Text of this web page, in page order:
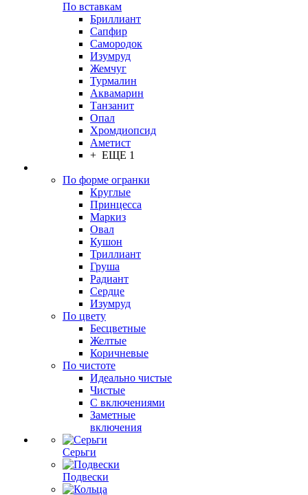
По вставкам
Бриллиант
Сапфир
Самородок
Изумруд
Жемчуг
Турмалин
Аквамарин
Танзанит
Опал
Хромдиопсид
Аметист
+ ЕЩЕ 1
По форме огранки
Круглые
Принцесса
Маркиз
Овал
Кушон
Триллиант
Груша
Радиант
Сердце
Изумруд
По цвету
Бесцветные
Желтые
Коричневые
По чистоте
Идеально чистые
Чистые
С включениями
Заметные
включения
Серьги
Подвески